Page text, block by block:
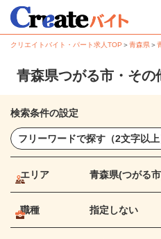
クリエイトバイト・パート求人TOP ＞青森県＞
青森県つがる市・その
検索条件の設定
エリア 青森県(つがる
職種 指定しない